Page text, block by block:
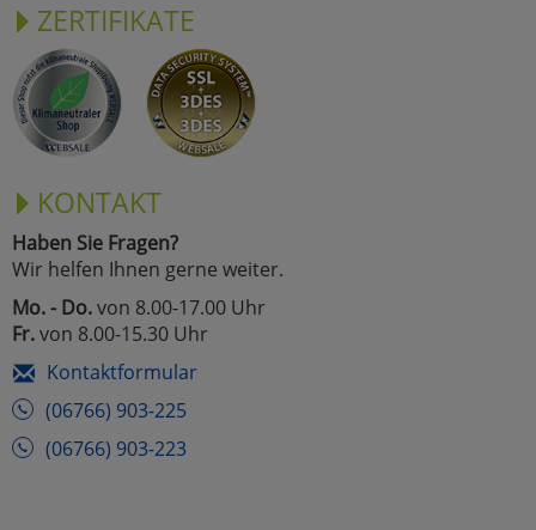
ZERTIFIKATE
KONTAKT
Haben Sie Fragen?
Wir helfen Ihnen gerne weiter.
Mo. - Do.von 8.00-17.00 Uhr
Fr.von 8.00-15.30 Uhr
Kontaktformular
(06766) 903-225
(06766) 903-223